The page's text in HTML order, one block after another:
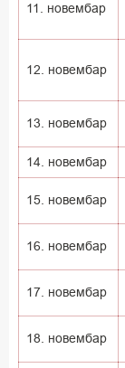
11. новембар
12. новембар
13. новембар
14. новембар
15. новембар
16. новембар
17. новембар
18. новембар